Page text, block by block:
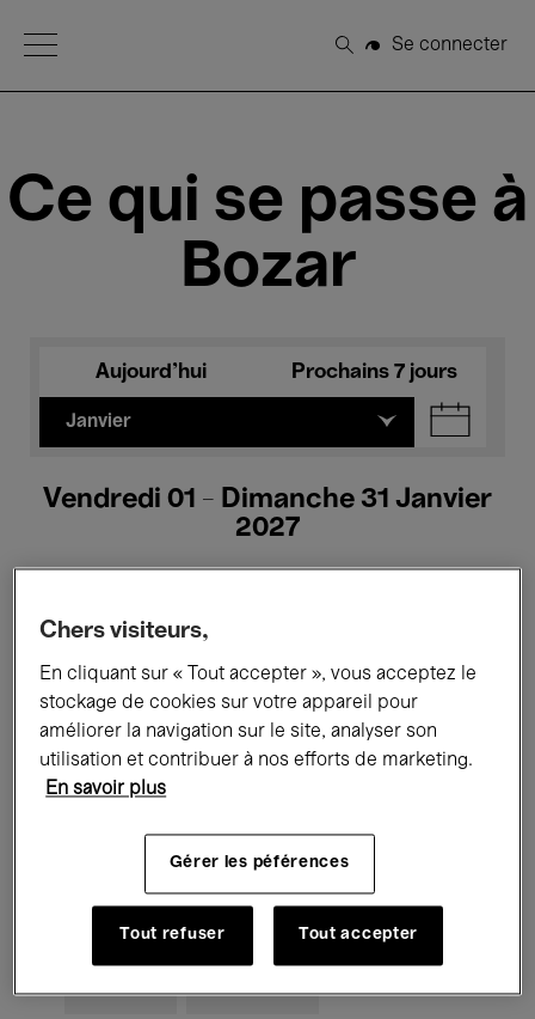
Open Menu
Rechercher
Se connecter
Ce qui se passe à
Bozar
Aujourd'hui Prochains 7 jours
Janvier
Vendredi 01 - Dimanche 31 Janvier
2027
Tous les événements Concerts
Expositions Films Performances
Rencontres & Débats
Musique classique Global Music
Musique électronique
Pour tous Kids’ Palace
Chers visiteurs,
En cliquant sur « Tout accepter », vous acceptez le
stockage de cookies sur votre appareil pour
améliorer la navigation sur le site, analyser son
utilisation et contribuer à nos efforts de marketing.
En savoir plus
Gérer les péférences
Tout refuser Tout accepter